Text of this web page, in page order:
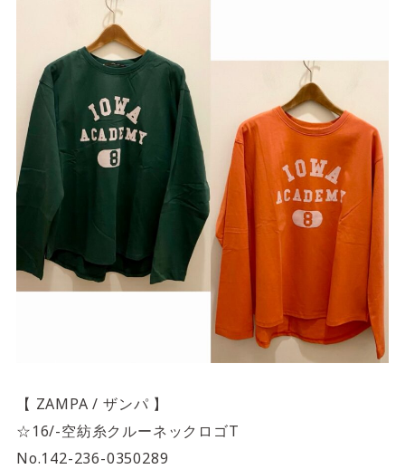
【 ZAMPA / ザンパ 】
☆16/-空紡糸クルーネックロゴT
No.142-236-0350289